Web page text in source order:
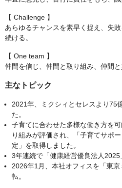
【 Challenge 】
あらゆるチャンスを素早く捉え、失
続ける。
【 One team 】
仲間を信じ、仲間と取り組み、仲間と
主なトピック
2021年、ミクシィとセレスより75
た。
子育てに合わせた多様な働き方を
り組みが評価され、「子育てサポ
定」を取得しました。
3年連続で「健康経営優良法人2025
2026年1月、本社オフィスを「東
転。